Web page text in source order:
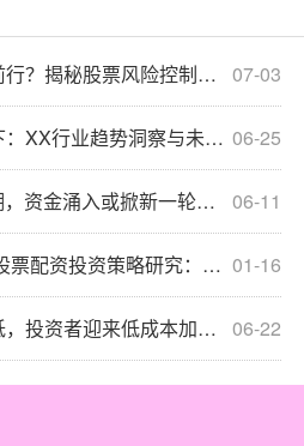
07-03
秘股票风险控制四大方法
06-25
趋势洞察与未来投资机遇研判》
06-11
涌入或掀新一轮上涨风暴
01-16
研究：全球资本市场与热点_6215
06-22
者迎来低成本加仓窗口期